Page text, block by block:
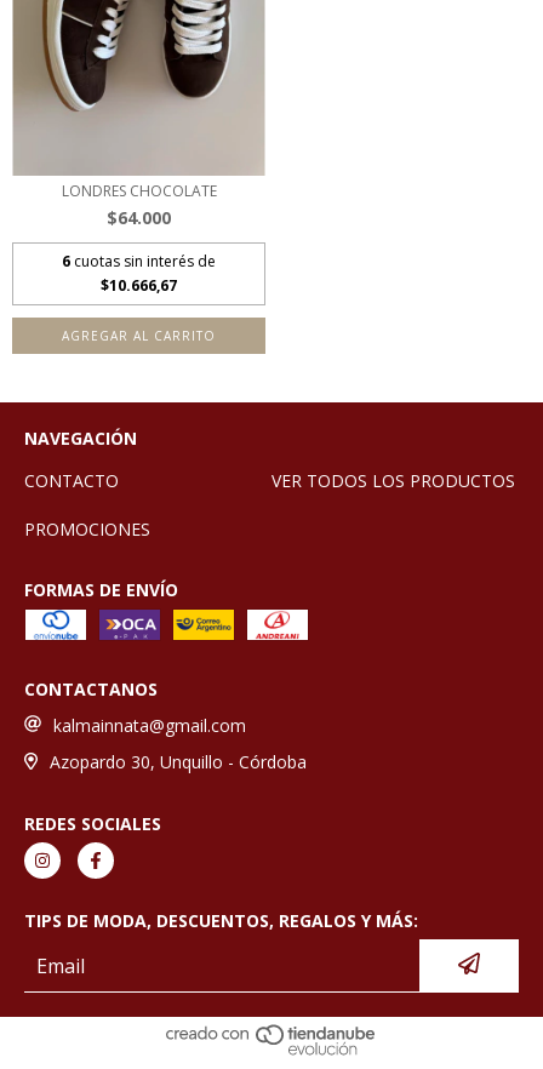
LONDRES CHOCOLATE
$64.000
6 cuotas sin interés de
$10.666,67
AGREGAR AL CARRITO
NAVEGACIÓN
CONTACTO
VER TODOS LOS PRODUCTOS
PROMOCIONES
FORMAS DE ENVÍO
CONTACTANOS
kalmainnata@gmail.com
Azopardo 30, Unquillo - Córdoba
REDES SOCIALES
TIPS DE MODA, DESCUENTOS, REGALOS Y MÁS: